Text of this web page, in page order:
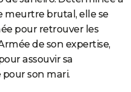
meurtre brutal, elle se
pour retrouver les
de son expertise,
assouvir sa
son mari.